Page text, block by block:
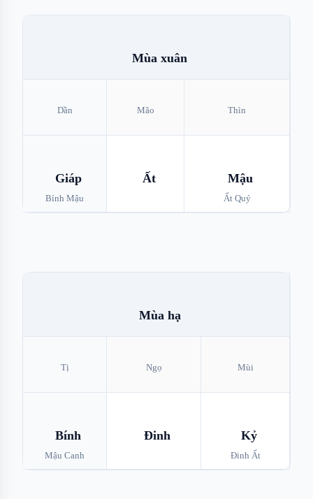
Mùa xuân
Dần Mão Thìn
Giáp
Bính Mậu
Ất Mậu
Ất Quý
Mùa hạ
Tị Ngọ Mùi
Bính
Mậu Canh
Đinh Kỷ
Đinh Ất